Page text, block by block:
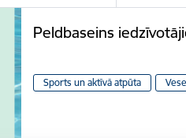
Peldbaseins
Sports un aktīvā atpūta